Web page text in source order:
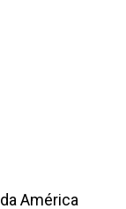
América